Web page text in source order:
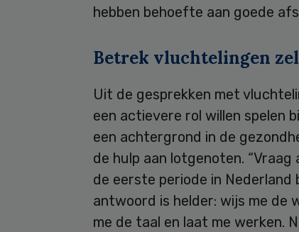
hebben behoefte aan goede
Betrek vluchtelingen
Uit de gesprekken met
een actievere rol willen spelen
een achtergrond in de
de hulp aan lotgenoten.
de eerste periode in
antwoord is helder: wijs me de
me de taal en laat me werken.